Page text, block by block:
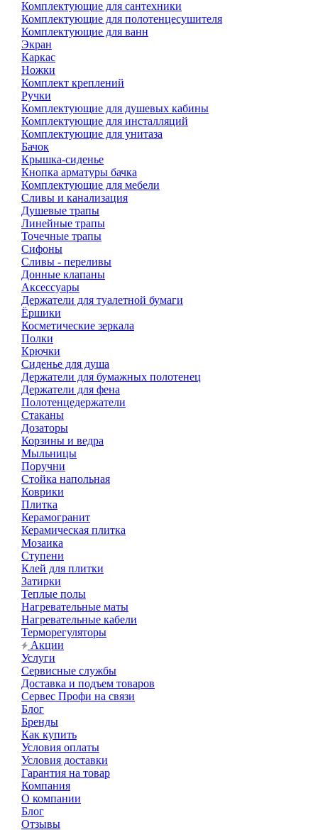
Комплектующие для сантехники
Комплектующие для полотенцесушителя
Комплектующие для ванн
Экран
Каркас
Ножки
Комплект креплений
Ручки
Комплектующие для душевых кабины
Комплектующие для инсталляций
Комплектующие для унитаза
Бачок
Крышка-сиденье
Кнопка арматуры бачка
Комплектующие для мебели
Сливы и канализация
Душевые трапы
Линейные трапы
Точечные трапы
Сифоны
Сливы - переливы
Донные клапаны
Аксессуары
Держатели для туалетной бумаги
Ёршики
Косметические зеркала
Полки
Крючки
Сиденье для душа
Держатели для бумажных полотенец
Держатели для фена
Полотенцедержатели
Стаканы
Дозаторы
Корзины и ведра
Мыльницы
Поручни
Стойка напольная
Коврики
Плитка
Керамогранит
Керамическая плитка
Мозаика
Ступени
Клей для плитки
Затирки
Теплые полы
Нагревательные маты
Нагревательные кабели
Терморегуляторы
Акции
Услуги
Сервисные службы
Доставка и подъем товаров
Сервес Профи на связи
Блог
Бренды
Как купить
Условия оплаты
Условия доставки
Гарантия на товар
Компания
О компании
Блог
Отзывы